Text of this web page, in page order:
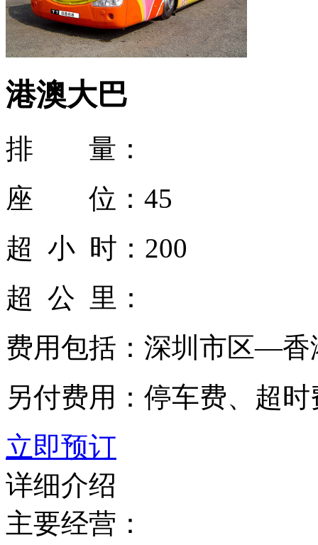
港澳大巴
排 量：
座 位： 45
超 小 时： 200
超 公 里：
费用包括： 深圳市区—香
另付费用： 停车费、超时
立即预订
详细介绍
主要经营：